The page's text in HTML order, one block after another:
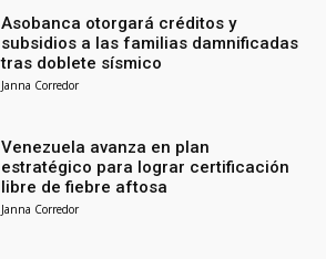
Asobanca otorgará créditos y
subsidios a las familias damnificadas
tras doblete sísmico
Janna Corredor
Venezuela avanza en plan
estratégico para lograr certificación
libre de fiebre aftosa
Janna Corredor